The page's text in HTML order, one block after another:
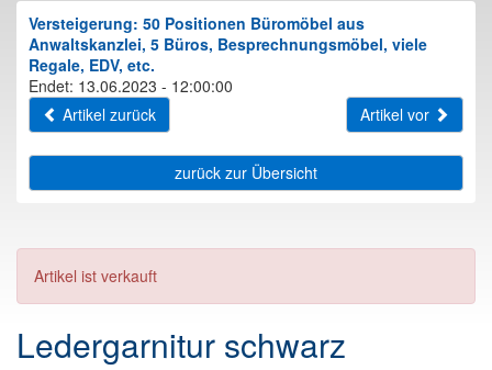
Versteigerung: 50 Positionen Büromöbel aus
Anwaltskanzlei, 5 Büros, Besprechnungsmöbel, viele
Regale, EDV, etc.
Endet: 13.06.2023 - 12:00:00
Artikel zurück
Artikel vor
zurück zur Übersicht
Artikel ist verkauft
Ledergarnitur schwarz